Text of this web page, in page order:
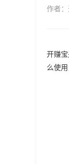
作者
开赚
么使